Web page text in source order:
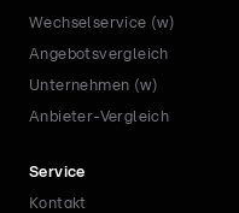
Wechselservice (w)
Angebotsvergleich
Unternehmen (w)
Anbieter-Vergleich
Service
Kontakt